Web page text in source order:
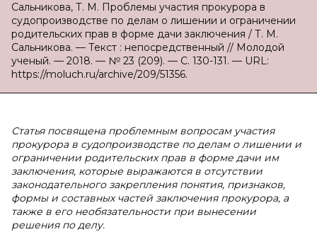
Сальникова, Т. М. Проблемы участия прокурора в
судопроизводстве по делам о лишении и ограничении
родительских прав в форме дачи заключения / Т. М.
Сальникова. — Текст : непосредственный // Молодой
ученый. — 2018. — № 23 (209). — С. 130-131. — URL:
https://moluch.ru/archive/209/51356.
Статья посвящена проблемным вопросам участия
прокурора в судопроизводстве по делам о лишении и
ограничении родительских прав в форме дачи им
заключения, которые выражаются в отсутствии
законодательного закрепления понятия, признаков,
формы и составных частей заключения прокурора, а
также в его необязательности при вынесении
решения по делу.